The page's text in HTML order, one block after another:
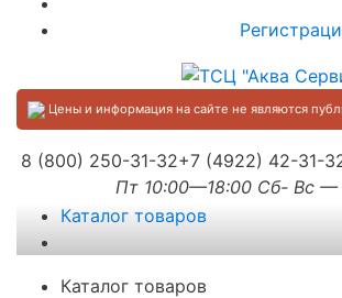
Цены и информация на сайте не являются
8 (800) 250-31-32+7 (4922) 42-31-
Пт 10:00—18:00 Сб- Вс —
Каталог товаров
Каталог товаров